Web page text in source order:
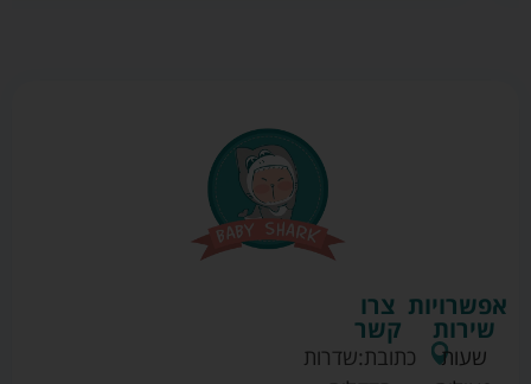
צרו
קשר
כתובת:שדרות
אפשרויות
שירות
שעות